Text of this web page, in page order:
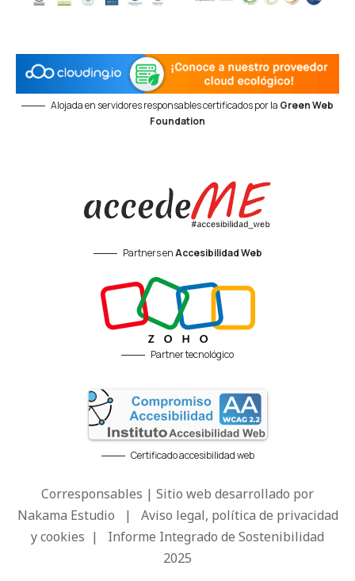
Alojada en servidores responsables certificados por la Green Web
Foundation
Partners enAccesibilidad Web
Partner tecnológico
Certificado accesibilidad web
Corresponsables | Sitio web desarrollado por
Nakama Estudio | Aviso legal, política de privacidad
y cookies | Informe Integrado de Sostenibilidad
2025